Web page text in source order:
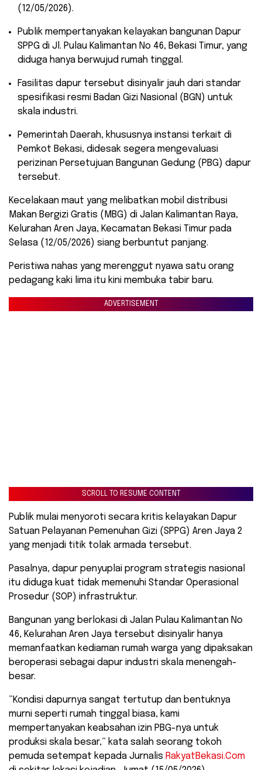
(12/05/2026).
​Publik mempertanyakan kelayakan bangunan Dapur
SPPG di Jl. Pulau Kalimantan No 46, Bekasi Timur, yang
diduga hanya berwujud rumah tinggal.
​Fasilitas dapur tersebut disinyalir jauh dari standar
spesifikasi resmi Badan Gizi Nasional (BGN) untuk
skala industri.
​Pemerintah Daerah, khususnya instansi terkait di
Pemkot Bekasi, didesak segera mengevaluasi
perizinan Persetujuan Bangunan Gedung (PBG) dapur
tersebut.
​Kecelakaan maut yang melibatkan mobil distribusi
Makan Bergizi Gratis (MBG) di Jalan Kalimantan Raya,
Kelurahan Aren Jaya, Kecamatan Bekasi Timur pada
Selasa (12/05/2026) siang berbuntut panjang.
Peristiwa nahas yang merenggut nyawa satu orang
pedagang kaki lima itu kini membuka tabir baru.
ADVERTISEMENT
SCROLL TO RESUME CONTENT
Publik mulai menyoroti secara kritis kelayakan Dapur
Satuan Pelayanan Pemenuhan Gizi (SPPG) Aren Jaya 2
yang menjadi titik tolak armada tersebut.
​Pasalnya, dapur penyuplai program strategis nasional
itu diduga kuat tidak memenuhi Standar Operasional
Prosedur (SOP) infrastruktur.
Bangunan yang berlokasi di Jalan Pulau Kalimantan No
46, Kelurahan Aren Jaya tersebut disinyalir hanya
memanfaatkan kediaman rumah warga yang dipaksakan
beroperasi sebagai dapur industri skala menengah-
besar.
​”Kondisi dapurnya sangat tertutup dan bentuknya
murni seperti rumah tinggal biasa, kami
mempertanyakan keabsahan izin PBG-nya untuk
produksi skala besar,” kata salah seorang tokoh
pemuda setempat kepada Jurnalis RakyatBekasi.Com